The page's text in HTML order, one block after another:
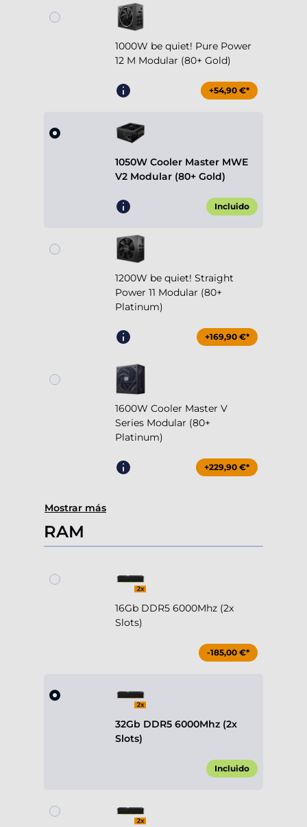
1000W be quiet! Pure Power
12 M Modular (80+ Gold)
+54,90 €*
1050W Cooler Master MWE
V2 Modular (80+ Gold)
Incluido
1200W be quiet! Straight
Power 11 Modular (80+
Platinum)
+169,90 €*
1600W Cooler Master V
Series Modular (80+
Platinum)
+229,90 €*
Mostrar más
RAM
16Gb DDR5 6000Mhz (2x
Slots)
-185,00 €*
32Gb DDR5 6000Mhz (2x
Slots)
Incluido